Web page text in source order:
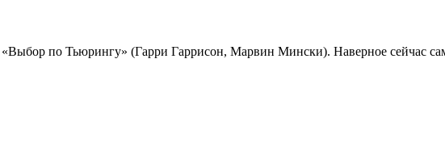
по Тьюрингу» (Гарри Гаррисон, Марвин Мински). Наверное сейчас